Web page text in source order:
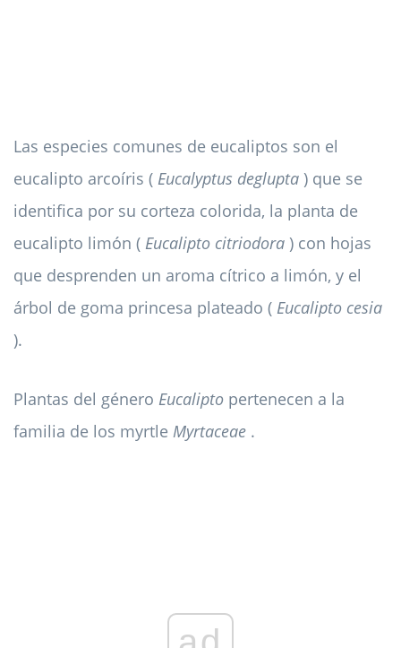
Las especies comunes de eucaliptos son el
eucalipto arcoíris ( Eucalyptus deglupta ) que se
identifica por su corteza colorida, la planta de
eucalipto limón ( Eucalipto citriodora ) con hojas
que desprenden un aroma cítrico a limón, y el
árbol de goma princesa plateado ( Eucalipto cesia
).
Plantas del género Eucalipto pertenecen a la
familia de los myrtle Myrtaceae .